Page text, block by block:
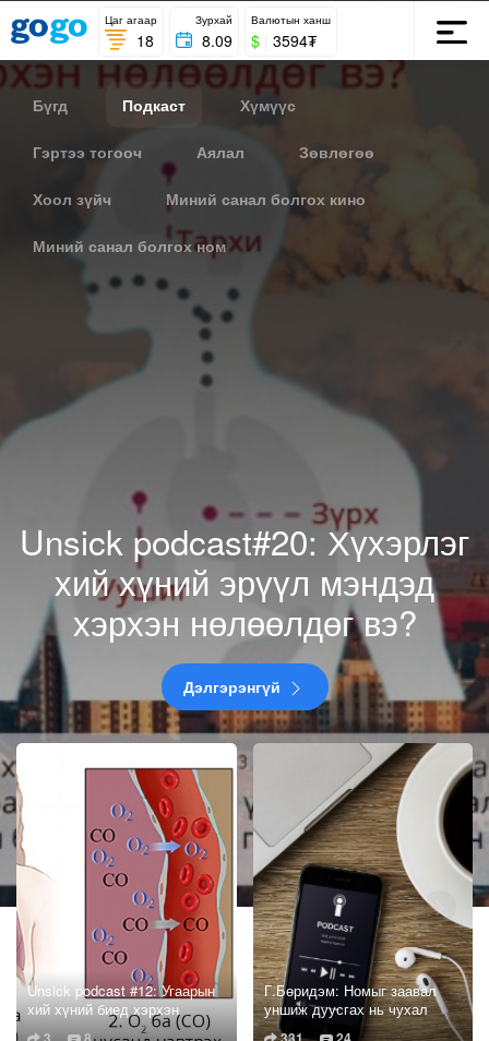
Цаг агаар
18
Зурхай
8.09
Валютын ханш
$ 3594₮
Бүгд Подкаст Хүмүүс
Гэртээ тогооч Аялал Зөвлөгөө
Хоол зүйч Миний санал болгох кино
Миний санал болгох ном
Unsick podcast#20: Хүхэрлэг
хий хүний эрүүл мэндэд
хэрхэн нөлөөлдөг вэ?
Дэлгэрэнгүй
Unsick podcast #12: Угаарын
хий хүний биед хэрхэн
хордлого үүсгэдэг вэ?
Г.Бөридэм: Номыг заавал
уншиж дуусгах нь чухал
биш. Гол санааг нь л ойлгох